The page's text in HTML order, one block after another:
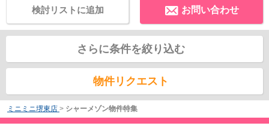
お問い合わせ
検討リストに追加
さらに条件を絞り込む
物件リクエスト
ミニミニ堺東店 > シャーメゾン物件特集